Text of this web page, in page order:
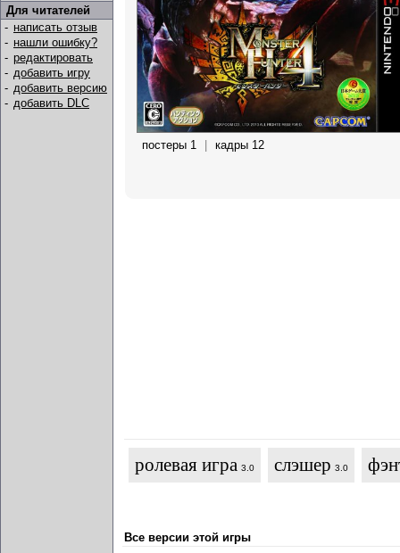
Для читателей
- написать отзыв
- нашли ошибку?
- редактировать
- добавить игру
- добавить версию
- добавить DLC
постеры 1 кадры 12
ролевая игра 3.0 слэшер 3.0
Все версии этой игры